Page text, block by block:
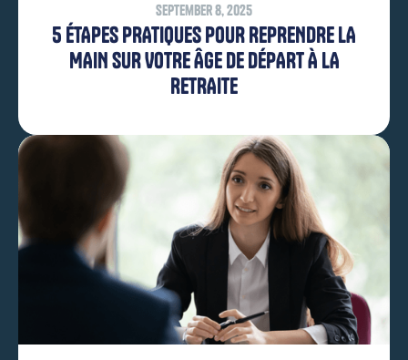
September 8, 2025
5 ÉTAPES PRATIQUES POUR REPRENDRE LA
MAIN SUR VOTRE ÂGE DE DÉPART À LA
RETRAITE